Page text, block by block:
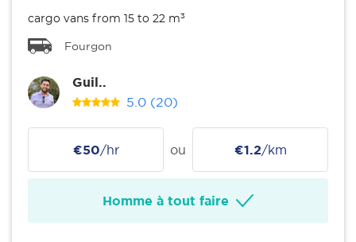
cargo vans from 15 to 22 m³
Fourgon
Guil..
5.0 (20)
€50/hr ou €1.2/km
Homme à tout faire